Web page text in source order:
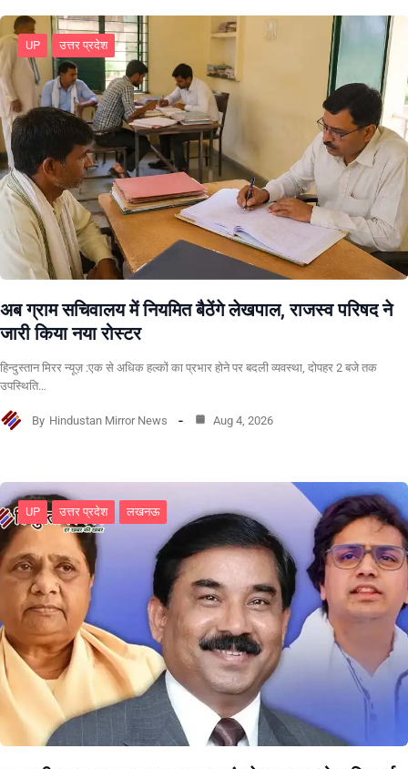
UP उत्तर प्रदेश
अब ग्राम सचिवालय में नियमित बैठेंगे लेखपाल, राजस्व परिषद ने
जारी किया नया रोस्टर
हिन्दुस्तान मिरर न्यूज़ :एक से अधिक हल्कों का प्रभार होने पर बदली व्यवस्था, दोपहर 2 बजे तक
उपस्थिति…
By Hindustan Mirror News Aug 4, 2026
UP उत्तर प्रदेश लखनऊ